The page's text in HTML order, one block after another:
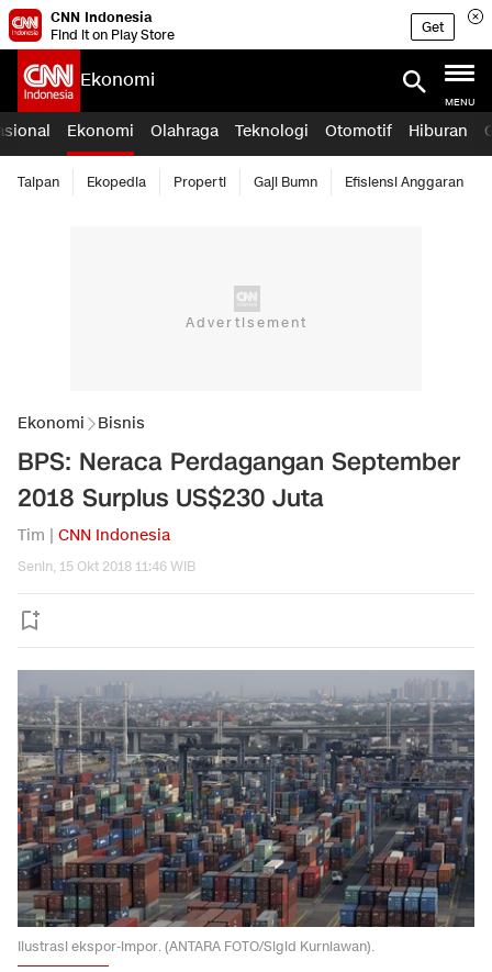
CNN Indonesia
Find it on Play Store
Get
Ekonomi
MENU
Ekonomi Olahraga Teknologi Otomotif Hiburan
Taipan Ekopedia Properti Gaji Bumn Efisiensi Anggaran
Ekonomi Bisnis
BPS: Neraca Perdagangan September
2018 Surplus US$230 Juta
Tim | CNN Indonesia
Senin, 15 Okt 2018 11:46 WIB
Ilustrasi ekspor-impor. (ANTARA FOTO/Sigid Kurniawan).